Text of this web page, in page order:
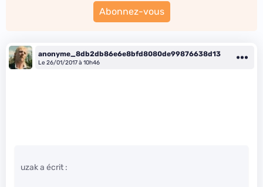
Abonnez-vous
anonyme_8db2db86e6e8bfd8080de99876638d13
Le 26/01/2017 à 10h46
uzak a écrit :